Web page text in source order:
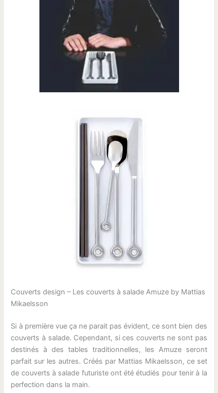
Couverts design – Les couverts à salade Amuze by Mattias
Mikaelsson
Si à première vue ça ne parait pas évident, ce sont bien des
couverts à salade. Cependant, si ces couverts ne sont pas
destinés à des tables traditionnelles, les Amuze seront
parfait sur les autres. Créés par Mattias Mikaelsson, ce set
de couverts à salade futuriste ont été étudiés pour tenir à la
perfection dans la main.